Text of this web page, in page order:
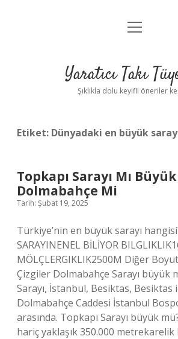
Anasayfa
Yasal Uyarı
menüyü
Yaratıcı Takı
Şıklıkla dolu keyifli öneriler
Etiket: Dünyadaki en büyük
Topkapı Sarayı Mı Büyük
Dolmabahçe Mi
Tarih: Şubat 19, 2025
Türkiye’nin en büyük sarayı
SARAYINENEL BİLİYOR
MÖLÇLERGIKLIK2500M Diğer
Çizgiler Dolmabahçe Sarayı büyük
Sarayı, İstanbul, Besiktas, Besiktas
Dolmabahçe Caddesi İstanbul
arasında. Topkapı Sarayı büyük
hariç yaklaşık 350.000 metrekarelik